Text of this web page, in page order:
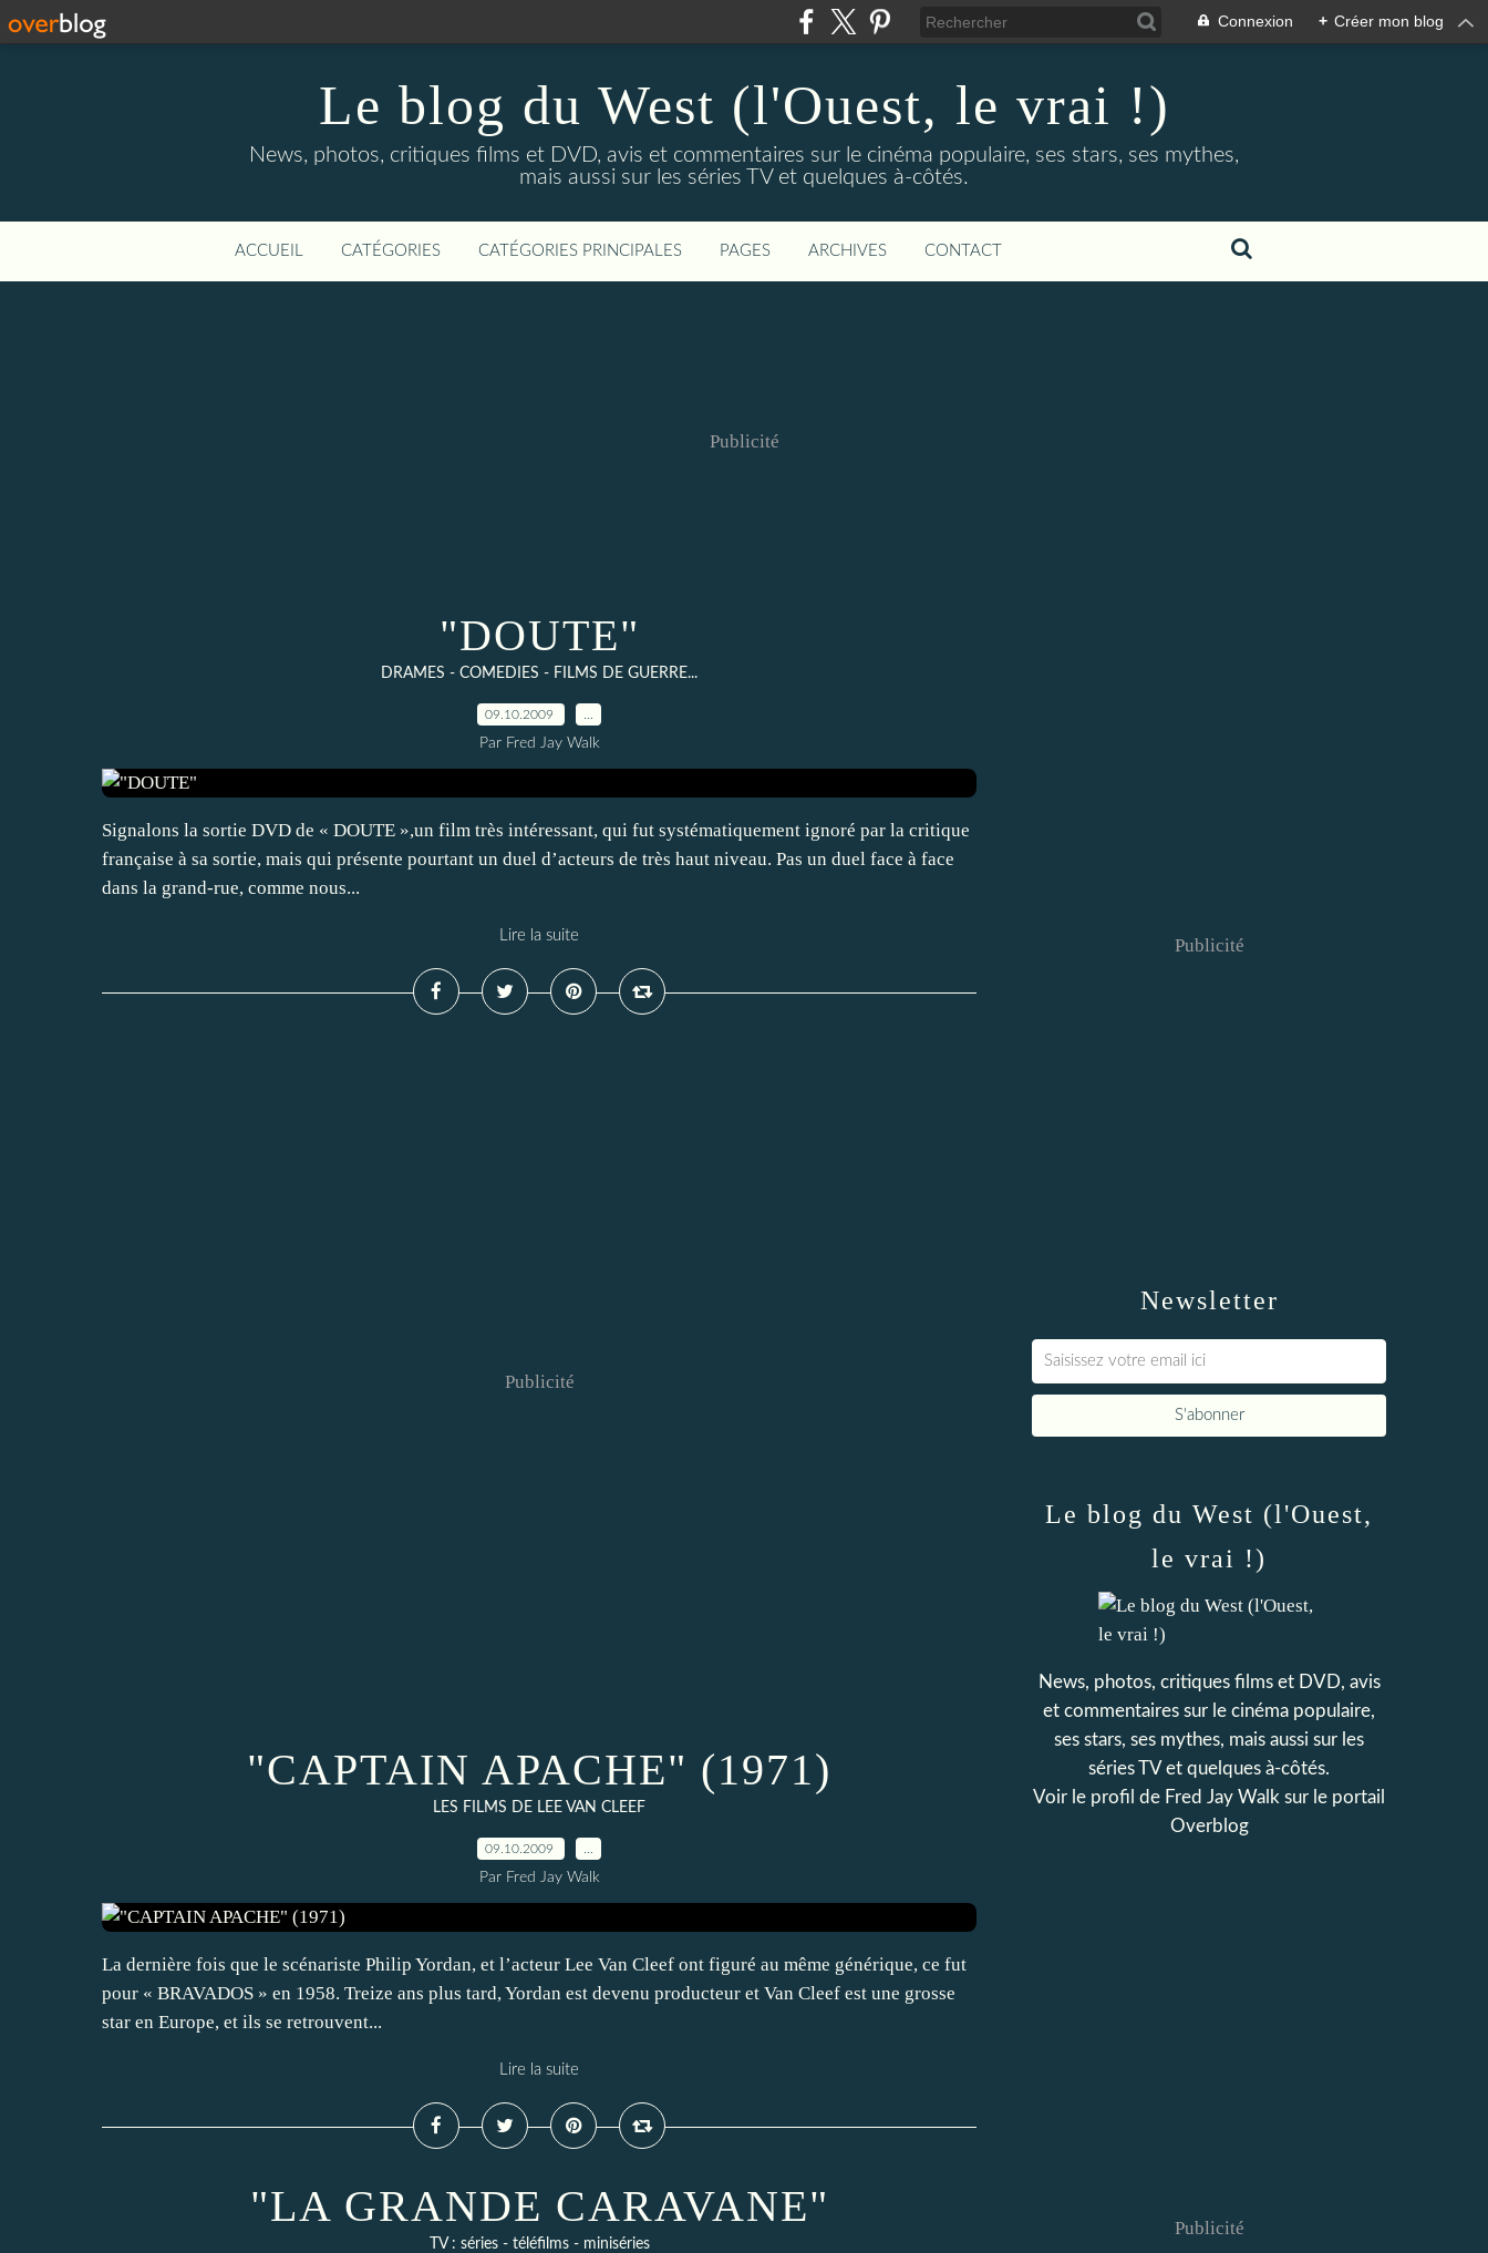
Connexion + Créer mon blog
Le blog du West (l'Ouest, le vrai !)
News, photos, critiques films et DVD, avis et commentaires sur le cinéma populaire, ses stars, ses mythes,
mais aussi sur les séries TV et quelques à-côtés.
ACCUEIL CATÉGORIES CATÉGORIES PRINCIPALES PAGES ARCHIVES CONTACT
Publicité
"DOUTE"
DRAMES - COMEDIES - FILMS DE GUERRE...
09.10.2009
Par Fred Jay Walk
Signalons la sortie DVD de « DOUTE »,un film très intéressant, qui fut systématiquement ignoré par la critique
française à sa sortie, mais qui présente pourtant un duel d’acteurs de très haut niveau. Pas un duel face à face
dans la grand-rue, comme nous...
Lire la suite
Publicité
"CAPTAIN APACHE" (1971)
LES FILMS DE LEE VAN CLEEF
09.10.2009
Par Fred Jay Walk
La dernière fois que le scénariste Philip Yordan, et l’acteur Lee Van Cleef ont figuré au même générique, ce fut
pour « BRAVADOS » en 1958. Treize ans plus tard, Yordan est devenu producteur et Van Cleef est une grosse
star en Europe, et ils se retrouvent...
Lire la suite
"LA GRANDE CARAVANE"
TV : séries - téléfilms - miniséries
Newsletter
Publicité
Le blog du West (l'Ouest,
le vrai !)
News, photos, critiques films et DVD, avis
et commentaires sur le cinéma populaire,
ses stars, ses mythes, mais aussi sur les
séries TV et quelques à-côtés.
Voir le profil de Fred Jay Walk sur le portail
Overblog
Publicité